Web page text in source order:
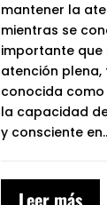
mantener la
mientras se
importante que
atención plena,
conocida como
la capacidad
y consciente